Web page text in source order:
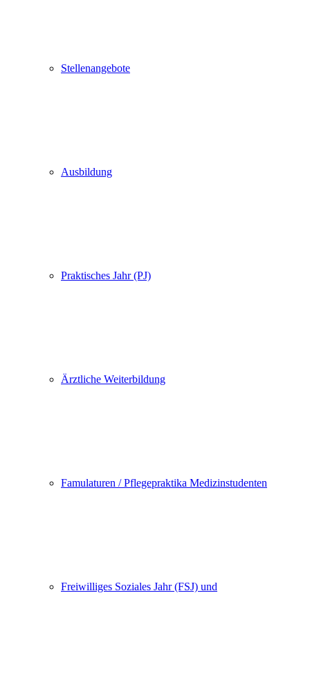
Stellenangebote
Ausbildung
Praktisches Jahr (PJ)
Ärztliche Weiterbildung
Famulaturen / Pflegepraktika Medizinstudenten
Freiwilliges Soziales Jahr (FSJ) und